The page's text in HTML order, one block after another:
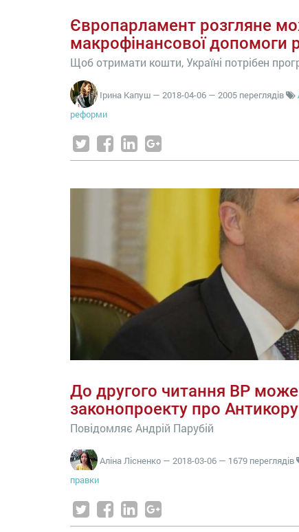
Європарламент розгляне
макрофінансової допомоги
Щоб отримати кошти, Україні потрібен
Ірина Капуш — 2018-04-06 — 2005 переглядів
реформи
До другого читання ВР
законопроекту про
Повідомляє Андрій Парубій
Аліна Лісненко — 2018-03-06 — 1679 переглядів
правки